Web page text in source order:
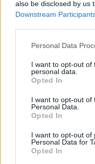
also be disclosed by us
Downstream
Personal Data
I want to opt-out of
personal data.
Opted In
I want to opt-out of
Personal Data.
Opted In
I want to opt-out of
Personal Data for
Opted In
Dieta kampione e Erling
Haaland (FOTO LAJM)